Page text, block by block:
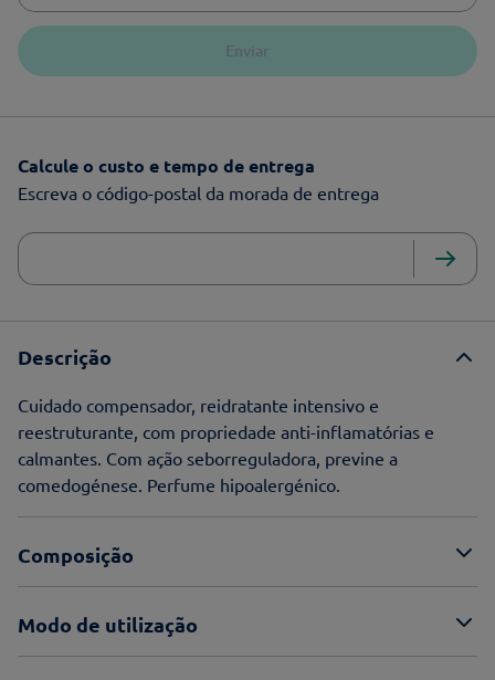
Enviar
Calcule o custo e tempo de entrega
Escreva o código-postal da morada de entrega
Descrição
Cuidado compensador, reidratante intensivo e
reestruturante, com propriedade anti-inflamatórias e
calmantes. Com ação seborreguladora, previne a
comedogénese. Perfume hipoalergénico.
Composição
Modo de utilização